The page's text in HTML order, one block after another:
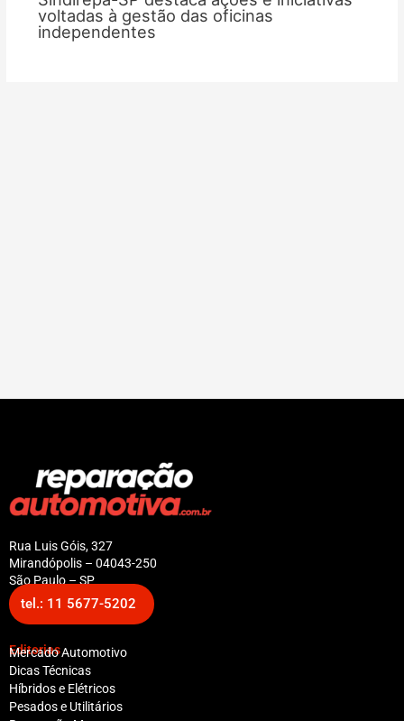
voltadas à gestão das oficinas
independentes
Rua Luis Góis, 327
Mirandópolis – 04043-250
São Paulo – SP
tel.: 11 5677-5202
Editorias
Mercado Automotivo
Dicas Técnicas
Híbridos e Elétricos
Pesados e Utilitários